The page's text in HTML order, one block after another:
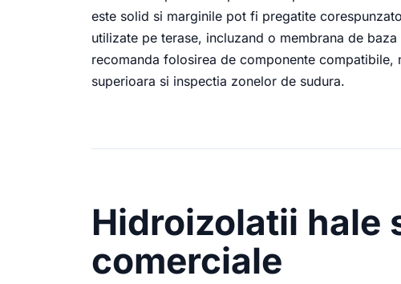
este solid si marginile pot fi pregatite
utilizate pe terase, incluzand o membrana de
recomanda folosirea de componente
superioara si inspectia zonelor de sudura.
Hidroizolatii hale
comerciale